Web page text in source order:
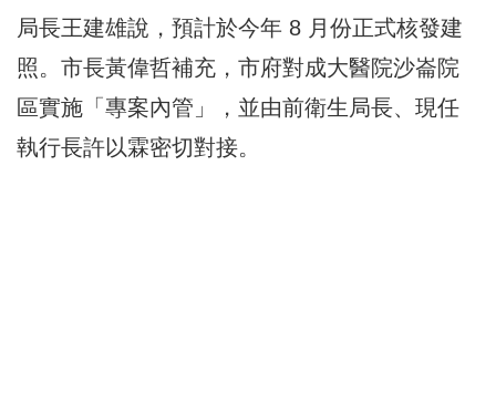
局長王建雄說，預計於今年 8 月份正式核發建
照。市長黃偉哲補充，市府對成大醫院沙崙院
區實施「專案內管」，並由前衛生局長、現任
執行長許以霖密切對接。